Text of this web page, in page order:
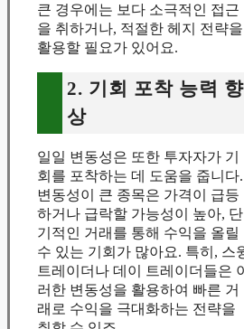
큰 경우에는 보다 소극적인 접근
을 취하거나, 적절한 헤지 전략을
활용할 필요가 있어요.
2. 기회 포착 능력 향
상
일일 변동성은 또한 투자자가 기
회를 포착하는 데 도움을 줍니다.
변동성이 큰 종목은 가격이 급등
하거나 급락할 가능성이 높아, 단
기적인 거래를 통해 수익을 올릴
수 있는 기회가 많아요. 특히, 스
트레이더나 데이 트레이더들은 이
러한 변동성을 활용하여 빠른 거
래로 수익을 극대화하는 전략을